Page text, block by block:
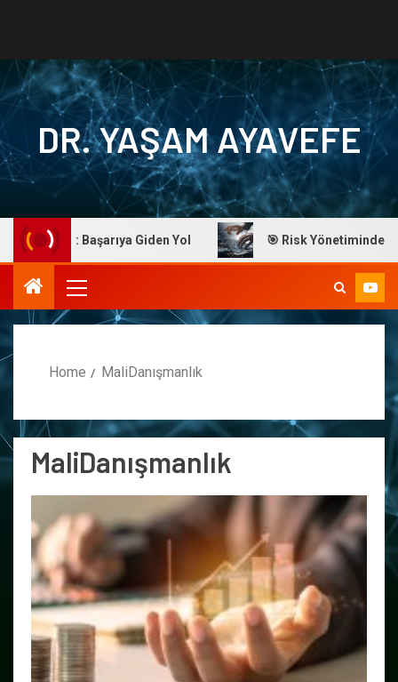
DR. YAŞAM AYAVEFE
Ayavefe: Başarıya Giden Yol 🎯 Risk Yönetiminde
Home MaliDanışmanlık
MaliDanışmanlık